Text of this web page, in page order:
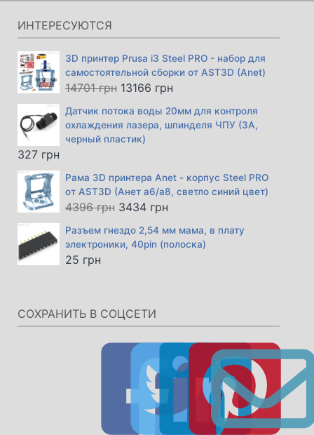
ИНТЕРЕСУЮТСЯ
3D принтер Prusa i3 Steel PRO - набор для
самостоятельной сборки от AST3D (Anet)
14701грн Первоначальная
составляла
14701 грн.
13166 грнТекущая
13166 грн.
Датчик потока воды 20мм для контроля
охлаждения лазера, шпинделя ЧПУ (3А,
черный пластик)
327 грн
Рама 3D принтера Anet - корпус Steel PRO
от AST3D (Анет а6/а8, светло синий цвет)
4396грн Первоначальная
составляла
3434 грнТекущая
3434 грн.
Разъем гнездо 2,54 мм мама, в плату
электроники, 40pin (полоска)
25 грн
СОХРАНИТЬ В СОЦСЕТИ